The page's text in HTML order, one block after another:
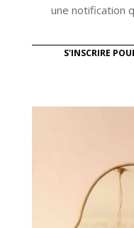
une notification
S'INSCRIRE